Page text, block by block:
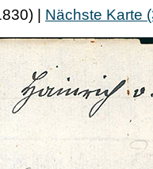
| Nächste Karte